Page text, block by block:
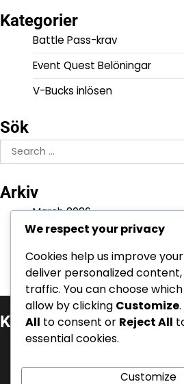
Kategorier
Battle Pass-krav
Event Quest Belöningar
V-Bucks inlösen
Sök
Search
for:
Arkiv
March 2026
February 2026
Kategorier
Battle Pass-krav
Event Quest Belöningar
We respect your privacy
Cookies help us improve
deliver personalized
traffic. You can choose
allow by clicking Customize
All to consent or Reject All
essential cookies.
Customize